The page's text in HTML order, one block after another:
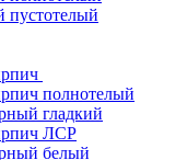
пустотелый
полнотелый
гладкий
ЛСР
белый